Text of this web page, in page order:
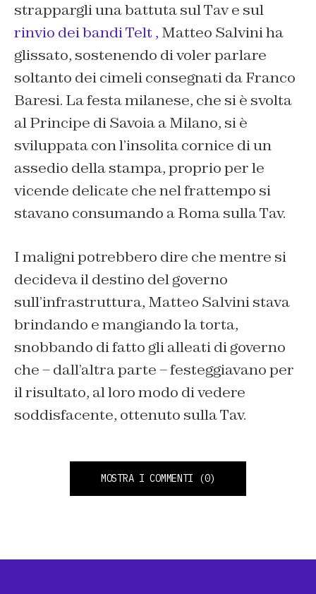
strappargli una battuta sul Tav e sul
rinvio dei bandi Telt , Matteo Salvini ha
glissato, sostenendo di voler parlare
soltanto dei cimeli consegnati da Franco
Baresi. La festa milanese, che si è svolta
al Principe di Savoia a Milano, si è
sviluppata con l’insolita cornice di un
assedio della stampa, proprio per le
vicende delicate che nel frattempo si
stavano consumando a Roma sulla Tav.
I maligni potrebbero dire che mentre si
decideva il destino del governo
sull’infrastruttura, Matteo Salvini stava
brindando e mangiando la torta,
snobbando di fatto gli alleati di governo
che – dall’altra parte – festeggiavano per
il risultato, al loro modo di vedere
soddisfacente, ottenuto sulla Tav.
MOSTRA I COMMENTI (0)